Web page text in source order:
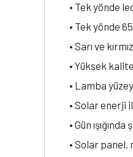
• Tek yönde
• Tek yönde
• Sarı ve
• Yüksek
• Lamba
• Solar enerji
• Gün
• Solar